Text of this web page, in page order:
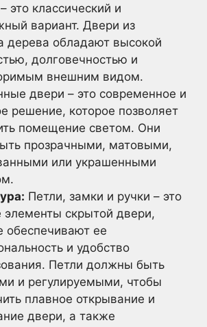
это классический и
вариант. Двери из
дерева обладают высокой
долговечностью и
внешним видом.
двери – это современное и
решение, которое позволяет
помещение светом. Они
прозрачными, матовыми,
или украшенными
Петли, замки и ручки – это
скрытой двери,
обеспечивают ее
и удобство
Петли должны быть
и регулируемыми, чтобы
плавное открывание и
двери, а также